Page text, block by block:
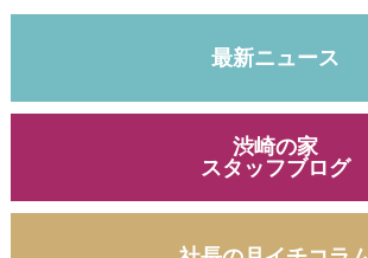
最新ニュース
渋崎の家
スタッフブログ